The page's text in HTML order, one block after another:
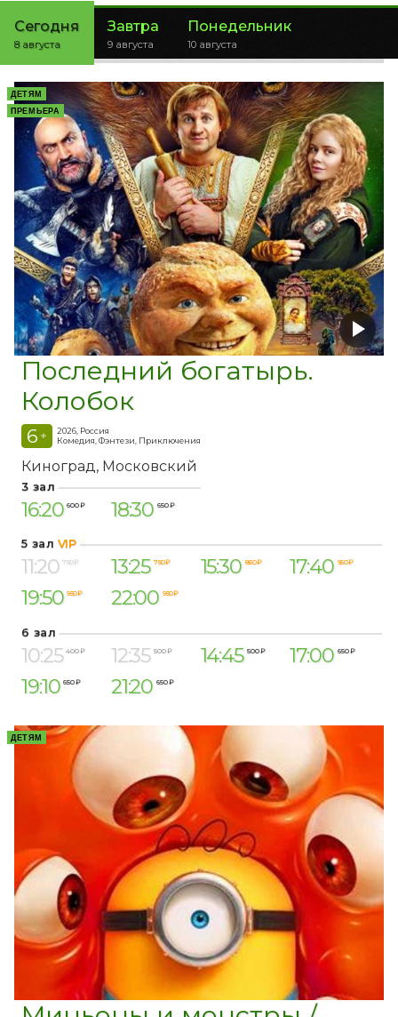
Сегодня
8 августа
Завтра
9 августа
Понедельник
10 августа
ДЕТЯМ
ПРЕМЬЕРА
Последний богатырь.
Колобок
6 +
2026, Россия
Комедия, Фэнтези, Приключения
Киноград Московский
3 зал
16:20 600 ₽ 18:30 650 ₽
5 зал VIP
11:20 750 ₽ 13:25 750 ₽ 15:30 850 ₽ 17:40 950 ₽
19:50 950 ₽ 22:00 950 ₽
6 зал
10:25 400 ₽ 12:35 500 ₽ 14:45 500 ₽ 17:00 650 ₽
19:10 650 ₽ 21:20 650 ₽
ДЕТЯМ